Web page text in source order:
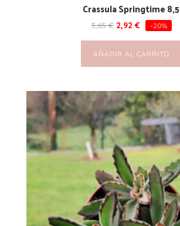
Crassula Springtime 8,5
3,65€ 2,92 € -20%
AÑADIR AL CARRITO